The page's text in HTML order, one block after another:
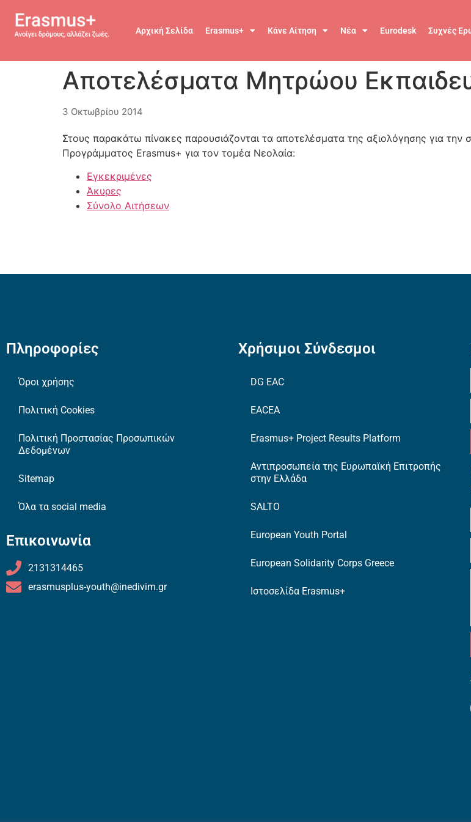
Αρχική Σελίδα Erasmus+ Κάνε Αίτηση Νέα Eurodesk Συχνές
Αποτελέσματα Μητρώου
3 Οκτωβρίου 2014
Στους παρακάτω πίνακες παρουσιάζονται τα αποτελέσματα της αξιολόγησης για
Προγράμματος Erasmus+ για τον τομέα Νεολαία:
Εγκεκριμένες
Άκυρες
Σύνολο Αιτήσεων
Πληροφορίες
Όροι χρήσης
Πολιτική Cookies
Πολιτική Προστασίας Προσωπικών
Δεδομένων
Sitemap
Όλα τα social media
Επικοινωνία
2131314465
erasmusplus-youth@inedivim.gr
Χρήσιμοι Σύνδεσμοι
DG EAC
EACEA
Erasmus+ Project Results Platform
Αντιπροσωπεία της Ευρωπαϊκή Επιτροπής
στην Ελλάδα
SALTO
European Youth Portal
European Solidarity Corps Greece
Ιστοσελίδα Erasmus+